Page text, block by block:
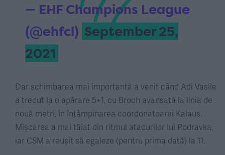
— EHF Champions League
(@ehfcl) September 25,
2021
Dar schimbarea mai importantă a venit când Adi Vasile
a trecut la o apărare 5+1, cu Broch avansată la linia de
nouă metri, în întâmpinarea coordonatoarei Kalaus.
Mișcarea a mai tăiat din ritmul atacurilor lui Podravka,
iar CSM a reușit să egaleze (pentru prima dată) la 11.